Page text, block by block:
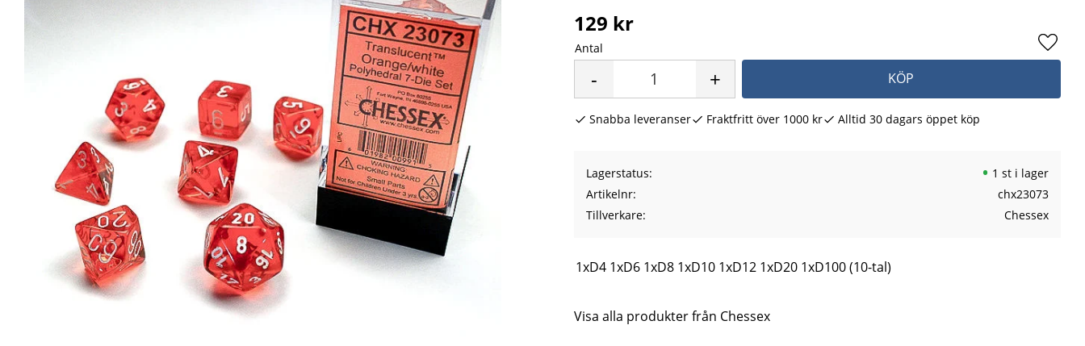
129 kr
Antal
+
- KÖP
Lägg
Snabba leveranser Fraktfritt över 1000 kr Alltid 30 dagars öppet köp
Lagerstatus
1 st i lager
Artikelnr
chx23073
Tillverkare
Chessex
1xD4 1xD6 1xD8 1xD10 1xD12 1xD20 1xD100 (10-tal)
Visa alla produkter från Chessex